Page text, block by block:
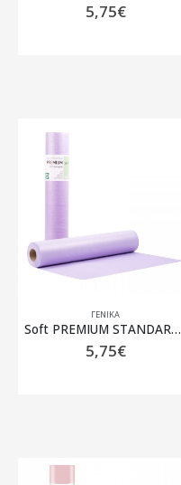
5,75€
ΓΕΝΙΚΆ
Soft PREMIUM STANDARD ρολό Πλαστικό + Χαρτί Μωβ – 50cm x 50m
5,75€